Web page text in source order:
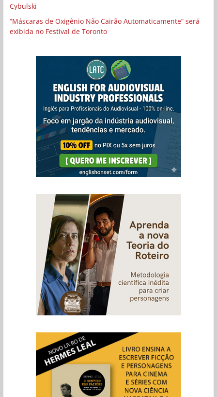
Cybulski
“Máscaras de Oxigênio Não Cairão Automaticamente” será
exibida no Festival de Toronto